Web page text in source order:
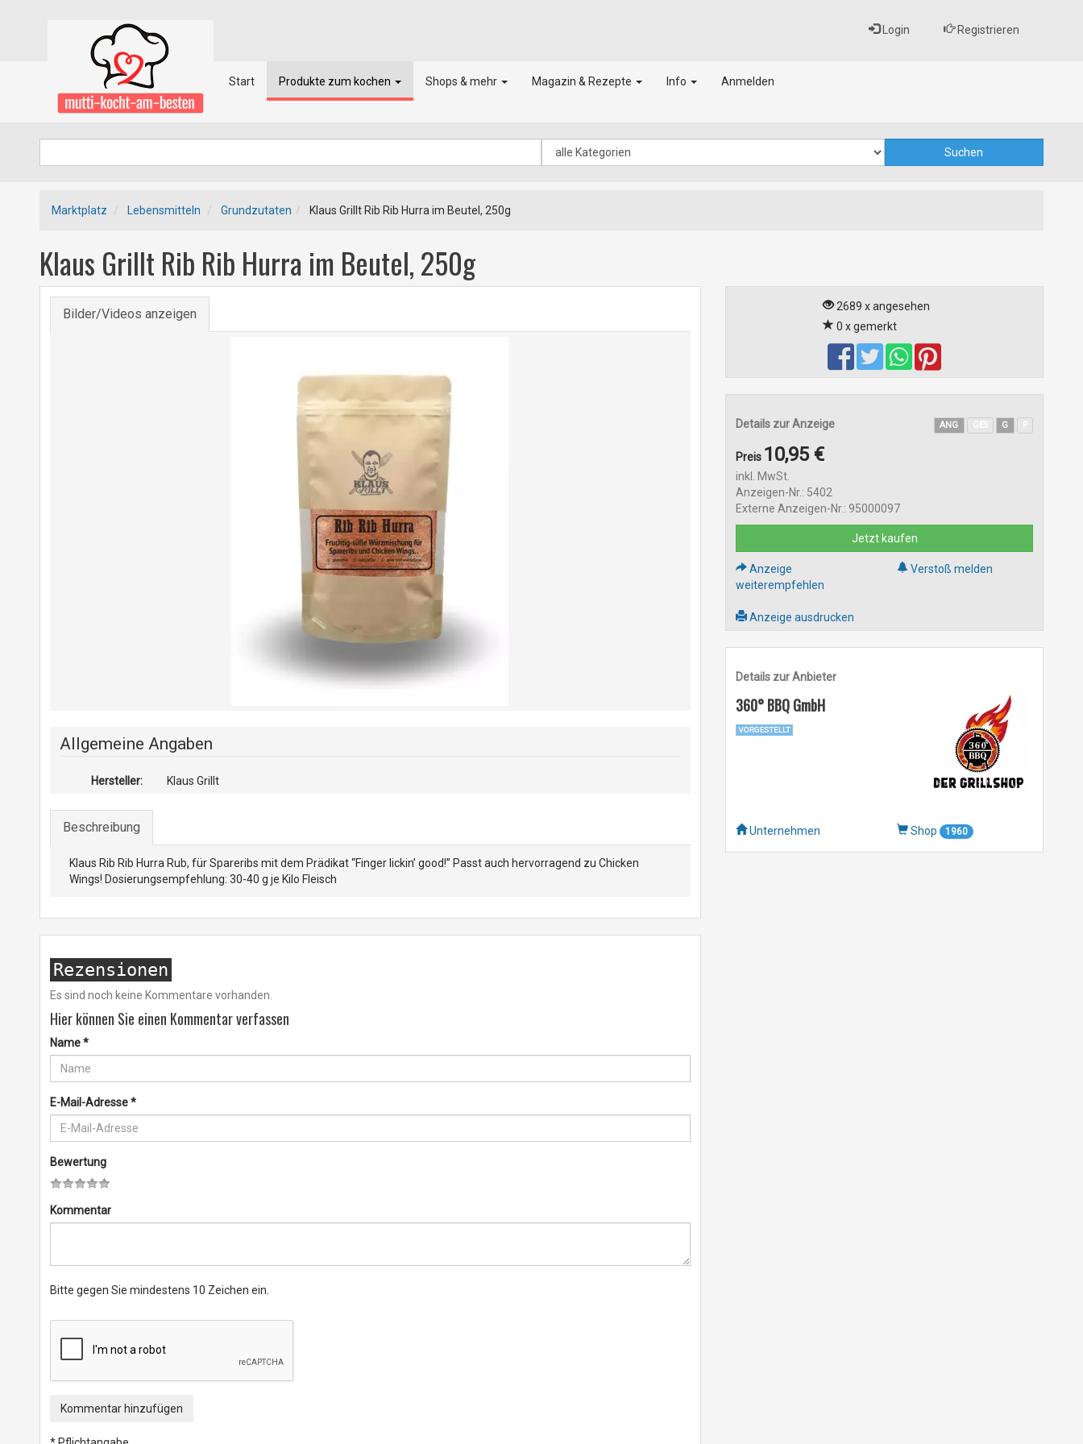
Login Registrieren
Start Produkte zum kochen Shops & mehr Magazin & Rezepte Info Anmelden
Marktplatz Lebensmitteln Grundzutaten Klaus Grillt Rib Rib Hurra im Beutel, 250g
Klaus Grillt Rib Rib Hurra im Beutel, 250g
Bilder/Videos anzeigen
Allgemeine Angaben
Hersteller: Klaus Grillt
Beschreibung
Klaus Rib Rib Hurra Rub, für Spareribs mit dem Prädikat “Finger lickin’ good!” Passt auch hervorragend zu Chicken
Wings! Dosierungsempfehlung: 30-40 g je Kilo Fleisch
Rezensionen
Es sind noch keine Kommentare vorhanden.
Hier können Sie einen Kommentar verfassen
Name*
E-Mail-Adresse*
Bewertung
Kommentar
Bitte gegen Sie mindestens 10 Zeichen ein.
Kommentar hinzufügen
2689 x angesehen
0 x gemerkt
Details zur Anzeige ANG G
Preis 10,95 €
inkl. MwSt.
Anzeigen-Nr.: 5402
Externe Anzeigen-Nr.: 95000097
Jetzt kaufen
Anzeige
weiterempfehlen
Verstoß melden
Anzeige ausdrucken
Details zur Anbieter
360° BBQ GmbH
Unternehmen Shop 1960